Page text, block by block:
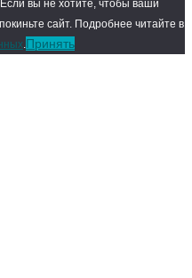
вы не хотите, чтобы ваши
сайт. Подробнее читайте в
Принять